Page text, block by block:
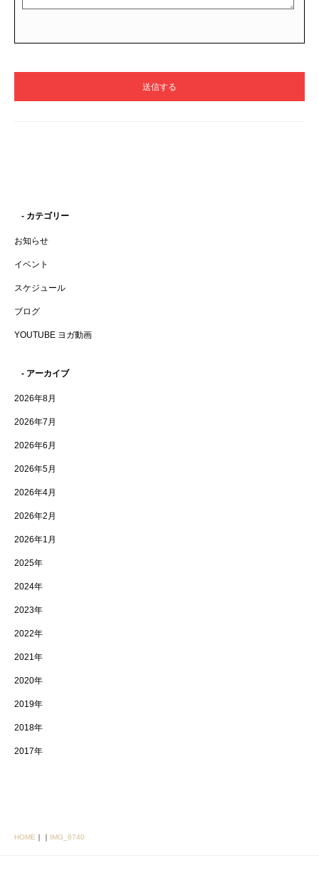
- カテゴリー
お知らせ
イベント
スケジュール
ブログ
YOUTUBE ヨガ動画
- アーカイブ
2026年8月
2026年7月
2026年6月
2026年5月
2026年4月
2026年2月
2026年1月
2025年
2024年
2023年
2022年
2021年
2020年
2019年
2018年
2017年
HOME ｜ ｜ IMG_6740